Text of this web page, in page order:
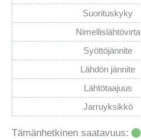
Suorituskyky
Nimellislähtövirta
Syöttöjännite
Lähdön jännite
Lähtötaajuus
Jarruyksikkö
Tämänhetkinen saatavuus: